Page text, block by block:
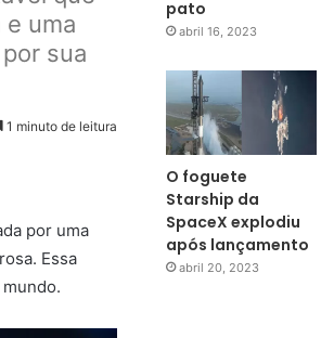
uma
sua
1 minuto de leitura
por uma
Essa
pato
abril 16, 2023
O foguete
Starship da
SpaceX explodiu
após lançamento
abril 20, 2023